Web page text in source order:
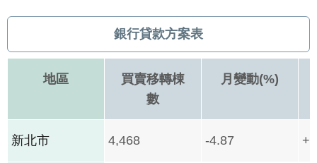
銀行貸款方案表
地區
買賣移轉棟
數
月變動(%)
新北市 4,468 -4.87